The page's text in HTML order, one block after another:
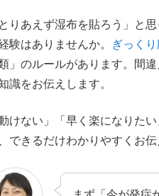
とりあえず湿布を貼ろう」と
験はありませんか。 ぎっく
」のルールがあります。間
識をお伝えします。
動けない」「早く楽になりた
できるだけわかりやすくお伝